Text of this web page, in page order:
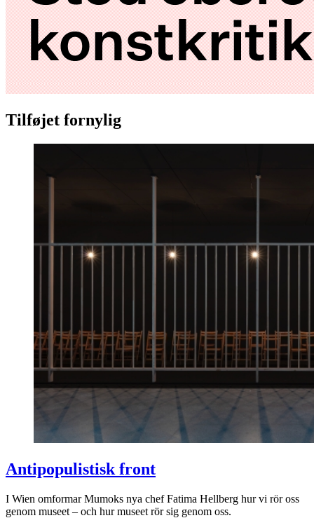
Tilføjet fornylig
Antipopulistisk front
I Wien omformar Mumoks nya chef Fatima Hellberg hur vi rör oss
genom museet – och hur museet rör sig genom oss.